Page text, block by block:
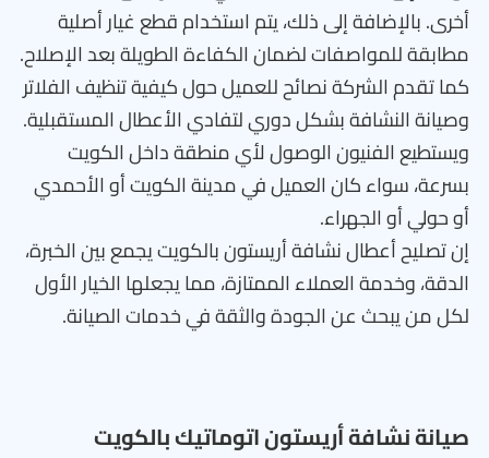
أخرى. بالإضافة إلى ذلك، يتم استخدام قطع غيار أصلية
مطابقة للمواصفات لضمان الكفاءة الطويلة بعد الإصلاح.
كما تقدم الشركة نصائح للعميل حول كيفية تنظيف الفلاتر
وصيانة النشافة بشكل دوري لتفادي الأعطال المستقبلية.
ويستطيع الفنيون الوصول لأي منطقة داخل الكويت
بسرعة، سواء كان العميل في مدينة الكويت أو الأحمدي
أو حولي أو الجهراء.
إن تصليح أعطال نشافة أريستون بالكويت يجمع بين الخبرة،
الدقة، وخدمة العملاء الممتازة، مما يجعلها الخيار الأول
لكل من يبحث عن الجودة والثقة في خدمات الصيانة.
صيانة نشافة أريستون اتوماتيك بالكويت